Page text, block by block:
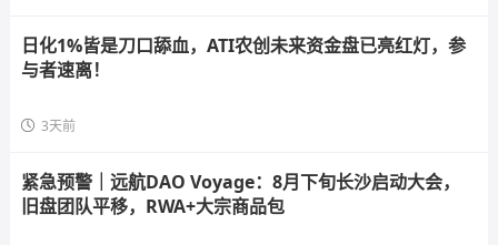
日化1%皆是刀口舔血，ATI农创未来资金盘已亮红灯，参
与者速离！
3天前
紧急预警｜远航DAO Voyage：8月下旬长沙启动大会，
旧盘团队平移，RWA+大宗商品包